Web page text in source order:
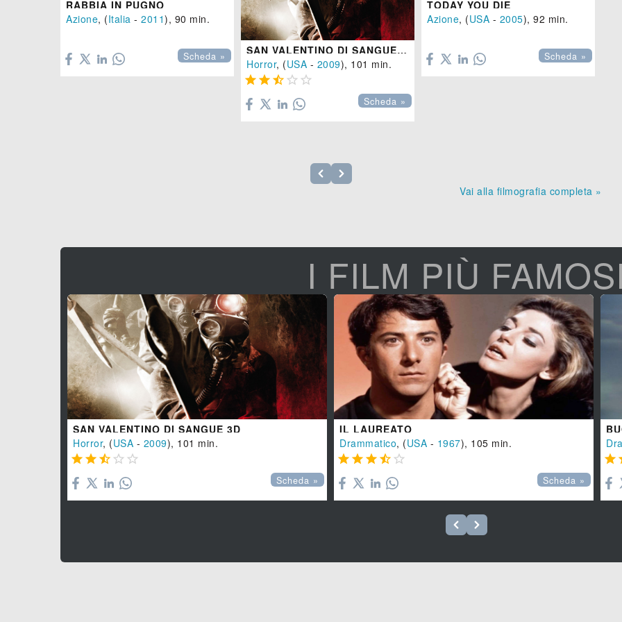
RABBIA IN PUGNO
Azione, (Italia - 2011), 90 min.
Scheda »
SAN VALENTINO DI SANGUE 3D
Horror, (USA - 2009), 101 min.
    
Scheda »
TODAY YOU DIE
Azione, (USA - 2005), 92 min.
Scheda »
Vai alla filmografia completa »
I FILM PIÙ FAMOSI
SAN VALENTINO DI SANGUE 3D
Horror, (USA - 2009), 101 min.
    
Scheda »
IL LAUREATO
Drammatico, (USA - 1967), 105 min.
    
Scheda »
